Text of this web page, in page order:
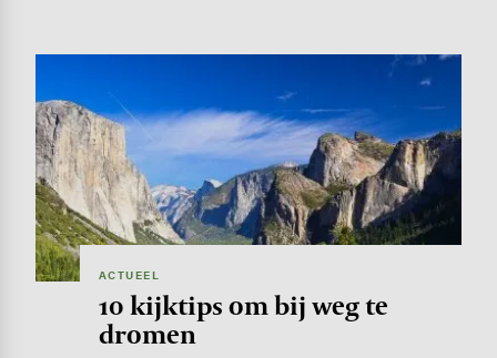
ACTUEEL
10 kijktips om bij weg te
dromen